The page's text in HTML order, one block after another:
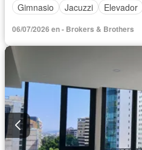
Gimnasio
Jacuzzi Elevador
06/07/2026 en - Brokers & Brothers